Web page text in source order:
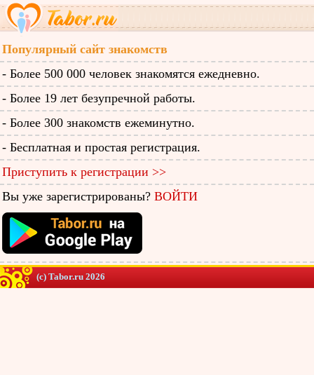
Популярный сайт знакомств
- Более 500 000 человек знакомятся ежедневно.
- Более 19 лет безупречной работы.
- Более 300 знакомств ежеминутно.
- Бесплатная и простая регистрация.
Приступить к регистрации >>
Вы уже зарегистрированы? ВОЙТИ
(c) Tabor.ru 2026